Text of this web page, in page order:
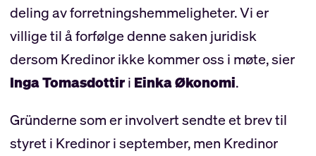
deling av forretningshemmeligheter. Vi er
villige til å forfølge denne saken juridisk
dersom Kredinor ikke kommer oss i møte, sier
Inga Tomasdottiri Einka Økonomi.
Gründerne som er involvert sendte et brev til
styret i Kredinor i september, men Kredinor